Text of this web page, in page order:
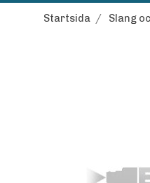
Startsida / Slang